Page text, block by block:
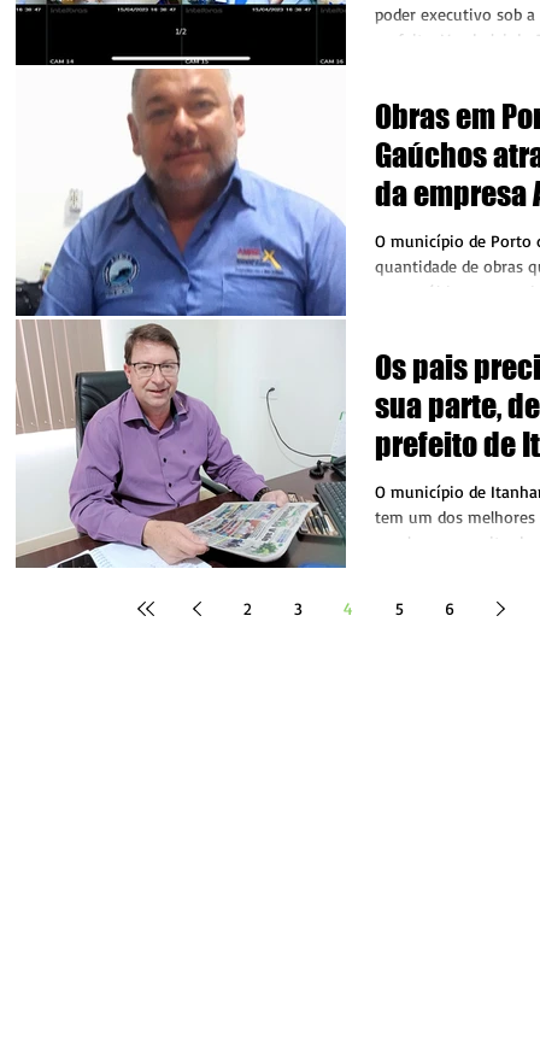
poder executivo sob
prefeito, Vanderlei de
Obras em
Gaúchos
da empresa
Macapá à
O município de Porto
quantidade de obras
nestes últimos anos,
Os pais
sua parte,
prefeito de
Pascoski
O município de
tem um dos melhores
escolar no quesito
2
3 4 5 6